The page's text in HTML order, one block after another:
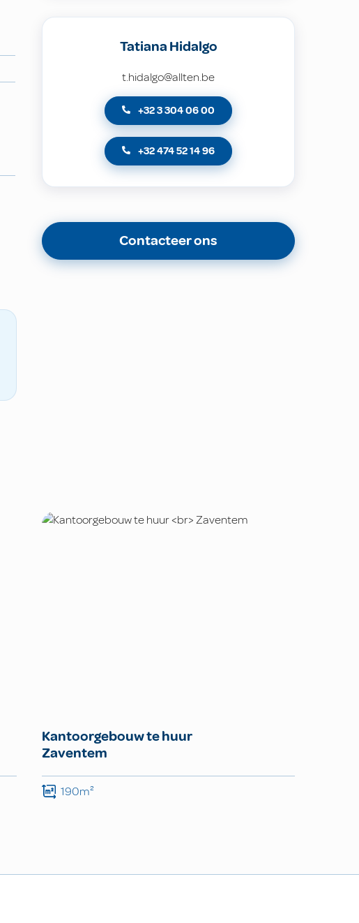
Tatiana Hidalgo
t.hidalgo@allten.be
+32 3 304 06 00
+32 474 52 14 96
Contacteer ons
Kantoorgebouw te huur
Zaventem
190m²